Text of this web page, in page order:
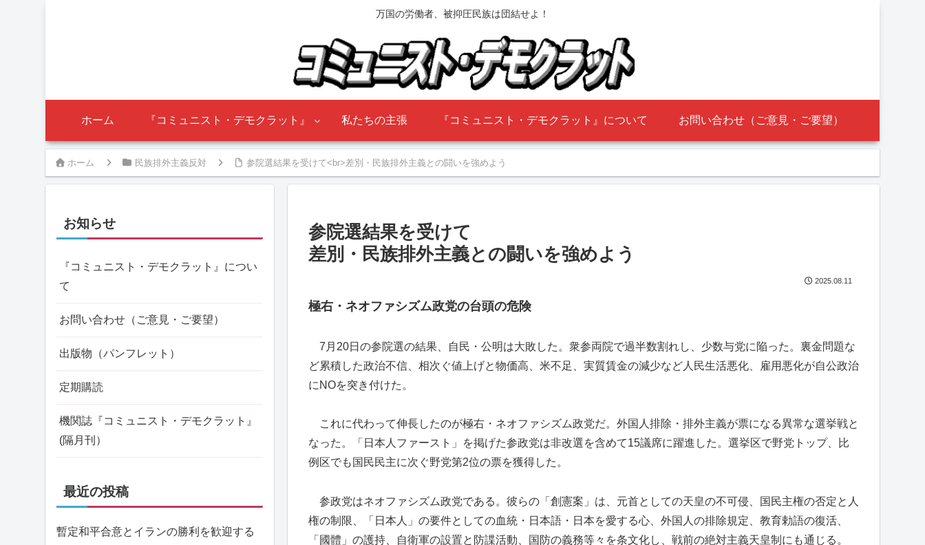
万国の労働者、被抑圧民族は団結せよ！
ホーム 『コミュニスト・デモクラット』 私たちの主張 『コミュニスト・デモクラット』について お問い合わせ（ご意見・ご要望）
ホーム 民族排外主義反対 参院選結果を受けて<br>差別・民族排外主義との闘いを強めよう
参院選結果を受けて
差別・民族排外主義との闘いを強めよう
2025.08.11
極右・ネオファシズム政党の台頭の危険
7月20日の参院選の結果、自民・公明は大敗した。衆参両院で過半数割れし、少数与党に陥った。裏金問題な
ど累積した政治不信、相次ぐ値上げと物価高、米不足、実質賃金の減少など人民生活悪化、雇用悪化が自公政治
にNOを突き付けた。
これに代わって伸長したのが極右・ネオファシズム政党だ。外国人排除・排外主義が票になる異常な選挙戦と
なった。「日本人ファースト」を掲げた参政党は非改選を含めて15議席に躍進した。選挙区で野党トップ、比
例区でも国民民主に次ぐ野党第2位の票を獲得した。
参政党はネオファシズム政党である。彼らの「創憲案」は、元首としての天皇の不可侵、国民主権の否定と人
権の制限、「日本人」の要件としての血統・日本語・日本を愛する心、外国人の排除規定、教育勅語の復活、
「國體」の護持、自衛軍の設置と防諜活動、国防の義務等々を条文化し、戦前の絶対主義天皇制にも通じる。
お知らせ
『コミュニスト・デモクラット』につい
て
お問い合わせ（ご意見・ご要望）
出版物（パンフレット）
定期購読
機関誌『コミュニスト・デモクラット』
(隔月刊）
最近の投稿
暫定和平合意とイランの勝利を歓迎する